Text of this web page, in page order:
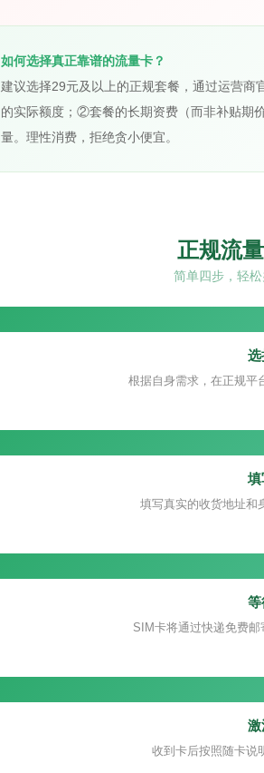
如何选择真正靠谱的流量卡？
建议选择29元及以上的正规套餐，通过运营
的实际额度；②套餐的长期资费（而非补贴
量。理性消费，拒绝贪小便宜。
正规流
简单四步，轻
选
根据自身需求，在正规平
填
填写真实的收货地址和
等
SIM卡将通过快递免费
激
收到卡后按照随卡说